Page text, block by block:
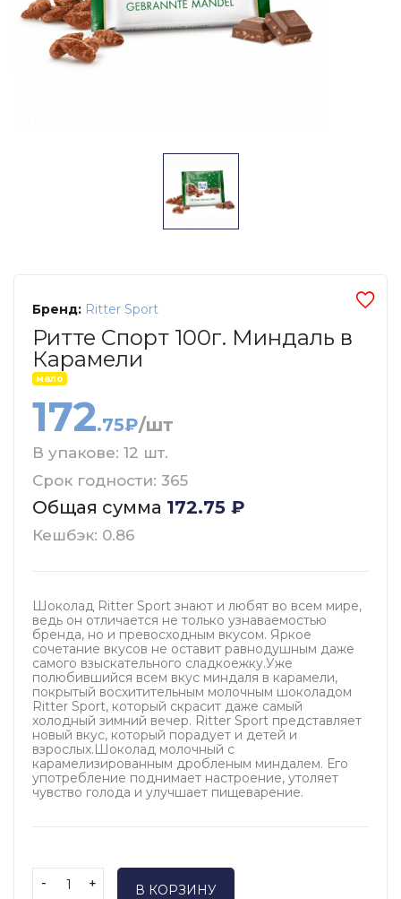
Бренд: Ritter Sport
Ритте Спорт 100г. Миндаль в
Карамели
мало
172.75₽/шт
В упакове: 12 шт.
Срок годности: 365
Общая сумма 172.75 ₽
Кешбэк: 0.86
Шоколад Ritter Sport знают и любят во всем мире,
ведь он отличается не только узнаваемостью
бренда, но и превосходным вкусом. Яркое
сочетание вкусов не оставит равнодушным даже
самого взыскательного сладкоежку.Уже
полюбившийся всем вкус миндаля в карамели,
покрытый восхитительным молочным шоколадом
Ritter Sport, который скрасит даже самый
холодный зимний вечер. Ritter Sport представляет
новый вкус, который порадует и детей и
взрослых.Шоколад молочный с
карамелизированным дробленым миндалем. Его
употребление поднимает настроение, утоляет
чувство голода и улучшает пищеварение.
- + В КОРЗИНУ